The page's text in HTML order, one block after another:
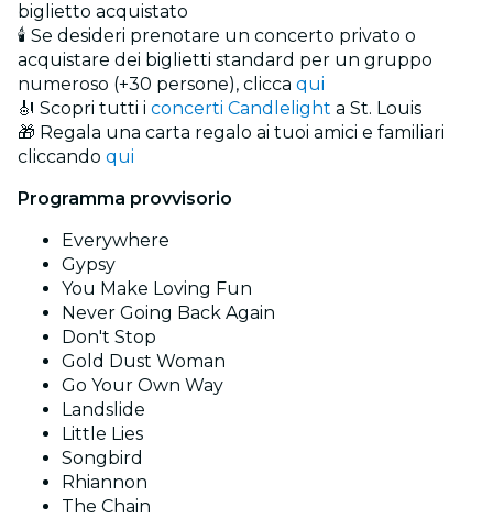
biglietto acquistato
🕯️ Se desideri prenotare un concerto privato o
acquistare dei biglietti standard per un gruppo
numeroso (+30 persone), clicca qui
🎻 Scopri tutti i concerti Candlelight a St. Louis
🎁 Regala una carta regalo ai tuoi amici e familiari
cliccando qui
Programma provvisorio
Everywhere
Gypsy
You Make Loving Fun
Never Going Back Again
Don't Stop
Gold Dust Woman
Go Your Own Way
Landslide
Little Lies
Songbird
Rhiannon
The Chain